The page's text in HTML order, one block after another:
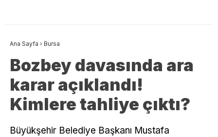
Ana Sayfa › Bursa
Bozbey davasında ara
karar açıklandı!
Kimlere tahliye çıktı?
Büyükşehir Belediye Başkanı Mustafa